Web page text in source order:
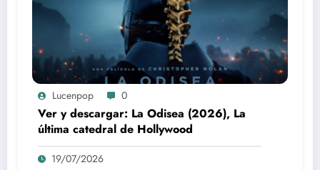
Lucenpop 0
Ver y descargar: La Odisea (2026), La
última catedral de Hollywood
19/07/2026